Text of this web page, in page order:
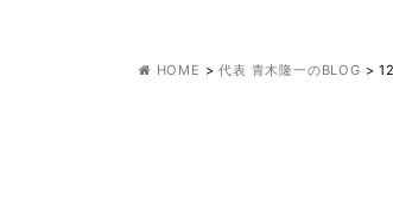
HOME >代表 青木隆一のBLOG >